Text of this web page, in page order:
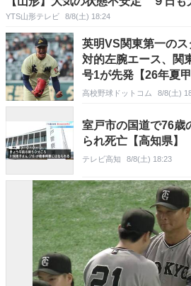
YTS山形テレビ 8/8(土) 18:24
英明VS関東第一の
対的左腕エース、関
号1が先発【26年夏甲
高校野球ドットコム 8/8(土)
室戸市の国道で76歳
られ死亡【高知県】
テレビ高知 8/8(土) 18:23